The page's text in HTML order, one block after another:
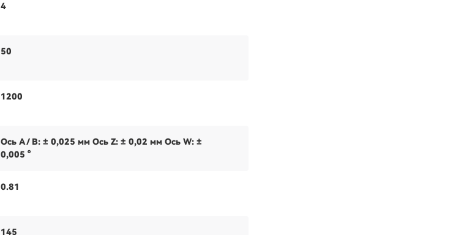
4
50
1200
Ось A / B: ± 0,025 мм Ось Z: ± 0,02 мм Ось W: ±
0,005 °
0.81
145